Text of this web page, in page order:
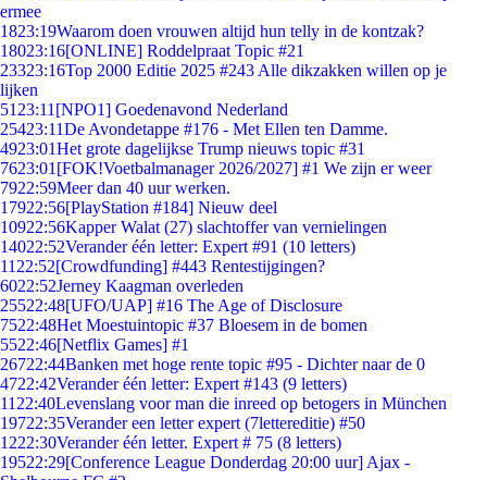
ermee
1823:19Waarom doen vrouwen altijd hun telly in de kontzak?
18023:16[ONLINE] Roddelpraat Topic #21
23323:16Top 2000 Editie 2025 #243 Alle dikzakken willen op je
lijken
51 23:11 [NPO1] Goedenavond Nederland
25423:11De Avondetappe #176 - Met Ellen ten Damme.
4923:01Het grote dagelijkse Trump nieuws topic #31
7623:01 [FOK!Voetbalmanager 2026/2027] #1 We zijn er weer
7922:59Meer dan 40 uur werken.
17922:56[PlayStation #184] Nieuw deel
10922:56Kapper Walat (27) slachtoffer van vernielingen
14022:52Verander één letter: Expert #91 (10 letters)
11 22:52[Crowdfunding] #443 Rentestijgingen?
6022:52Jerney Kaagman overleden
25522:48[UFO/UAP] #16 The Age of Disclosure
7522:48Het Moestuintopic #37 Bloesem in de bomen
5522:46[Netflix Games] #1
26722:44Banken met hoge rente topic #95 - Dichter naar de 0
4722:42Verander één letter: Expert #143 (9 letters)
11 22:40Levenslang voor man die inreed op betogers in München
19722:35Verander een letter expert (7lettereditie) #50
1222:30Verander één letter. Expert # 75 (8 letters)
19522:29[Conference League Donderdag 20:00 uur] Ajax -